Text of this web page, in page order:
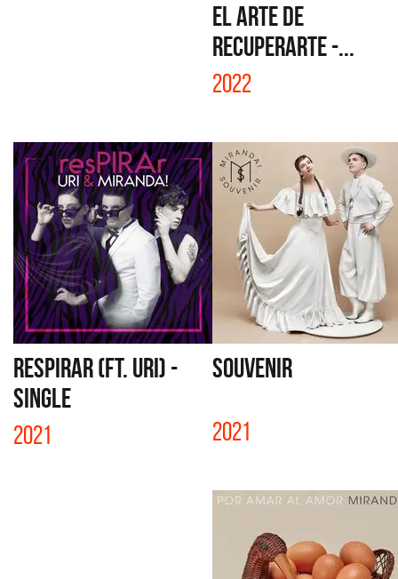
EL ARTE DE
RECUPERARTE -...
2022
RESPIRAR (FT. URI) -
SINGLE
2021
SOUVENIR
2021